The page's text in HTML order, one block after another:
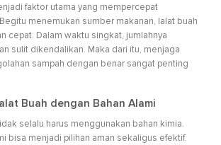
faktor utama yang mempercepat
menemukan sumber makanan, lalat buah
cepat. Dalam waktu singkat, jumlahnya
sulit dikendalikan. Maka dari itu, menjaga
sampah dengan benar sangat penting
Buah dengan Bahan Alami
selalu harus menggunakan bahan kimia.
bisa menjadi pilihan aman sekaligus efektif.